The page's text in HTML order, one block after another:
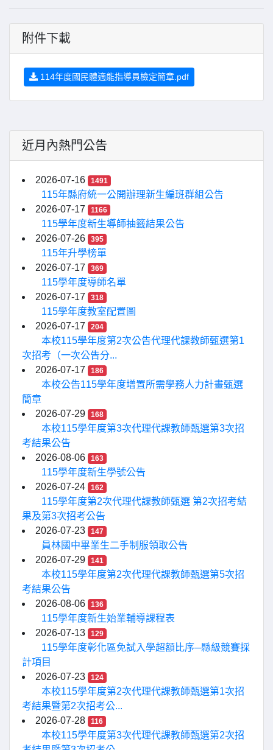
附件下載
114年度國民體適能指導員檢定簡章.pdf
近月內熱門公告
2026-07-16 1491
115年縣府統一公開辦理新生編班群組公告
2026-07-17
1166
115學年度新生導師抽籤結果公告
2026-07-26
395
115年升學榜單
2026-07-17
369
115學年度導師名單
2026-07-17
318
115學年度教室配置圖
2026-07-17
204
本校115學年度第2次公告代理代課教師甄選第1
次招考（一次公告分...
2026-07-17
186
本校公告115學年度增置所需學務人力計畫甄選
簡章
2026-07-29
168
本校115學年度第3次代理代課教師甄選第3次招
考結果公告
2026-08-06
163
115學年度新生學號公告
2026-07-24
162
115學年度第2次代理代課教師甄選 第2次招考結
果及第3次招考公告
2026-07-23
147
員林國中畢業生二手制服領取公告
2026-07-29
141
本校115學年度第2次代理代課教師甄選第5次招
考結果公告
2026-08-06
136
115學年度新生始業輔導課程表
2026-07-13
129
115學年度彰化區免試入學超額比序─縣級競賽採
計項目
2026-07-23
124
本校115學年度第2次代理代課教師甄選第1次招
考結果暨第2次招考公...
2026-07-28
116
本校115學年度第3次代理代課教師甄選第2次招